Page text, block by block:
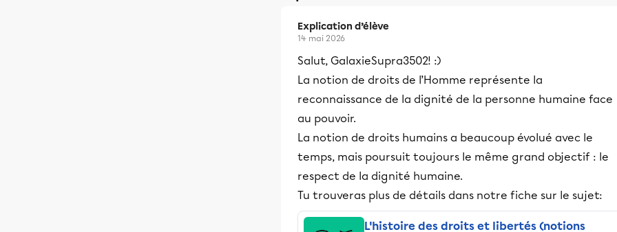
Explication d’élève
14 mai 2026
Salut, GalaxieSupra3502! :)
La notion de droits de l’Homme représente la
reconnaissance de la dignité de la personne humaine face
au pouvoir.
La notion de droits humains a beaucoup évolué avec le
temps, mais poursuit toujours le même grand objectif : le
respect de la dignité humaine.
Tu trouveras plus de détails dans notre fiche sur le sujet:
L'histoire des droits et libertés (notions